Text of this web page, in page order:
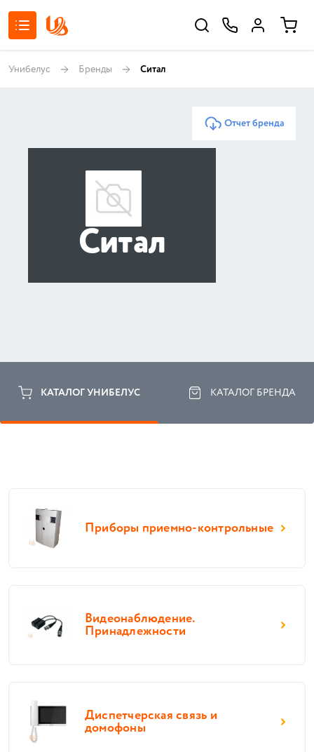
Унибелус Бренды Ситал
Отчет бренда
Ситал
КАТАЛОГ УНИБЕЛУС КАТАЛОГ БРЕНДА
Приборы приемно-контрольные
Видеонаблюдение.
Принадлежности
Диспетчерская связь и
домофоны